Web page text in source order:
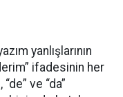
yanlışlarının
ifadesinin her
ve “da”